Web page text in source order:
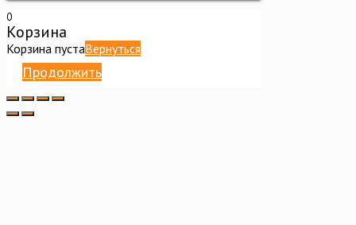
0
Корзина
Корзина пустаВернуться
Продолжить